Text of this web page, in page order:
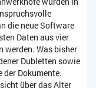
die neue Software
Daten aus vier
werden. Was bisher
Dubletten sowie
Dokumente.
über das Alter